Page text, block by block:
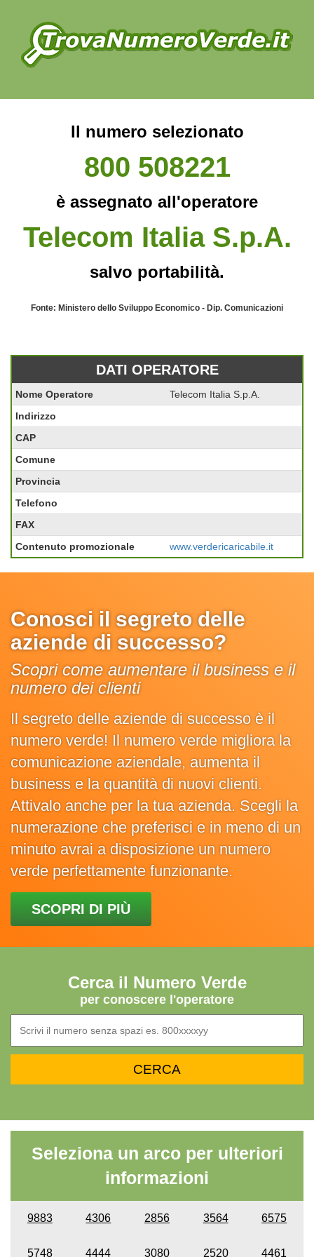
Il numero selezionato
800 508221
è assegnato all'operatore
Telecom Italia S.p.A.
salvo portabilità.
Fonte: Ministero dello Sviluppo Economico - Dip. Comunicazioni
DATI OPERATORE
Nome Operatore
Telecom Italia S.p.A.
Indirizzo
CAP
Comune
Provincia
Telefono
FAX
Contenuto promozionale
www.verdericaricabile.it
Conosci il segreto delle
aziende di successo?
Scopri come aumentare il business e il
numero dei clienti
Il segreto delle aziende di successo è il
numero verde! Il numero verde migliora la
comunicazione aziendale, aumenta il
business e la quantità di nuovi clienti.
Attivalo anche per la tua azienda. Scegli la
numerazione che preferisci e in meno di un
minuto avrai a disposizione un numero
verde perfettamente funzionante.
SCOPRI DI PIÙ
Cerca il Numero Verde
per conoscere l'operatore
Seleziona un arco per ulteriori
informazioni
9883 4306 2856 3564 6575
5748 4444 3080 2520 4461